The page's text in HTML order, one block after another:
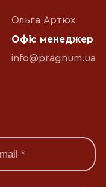
Ольга Артюх
Офіс менеджер
info@pragnum.ua